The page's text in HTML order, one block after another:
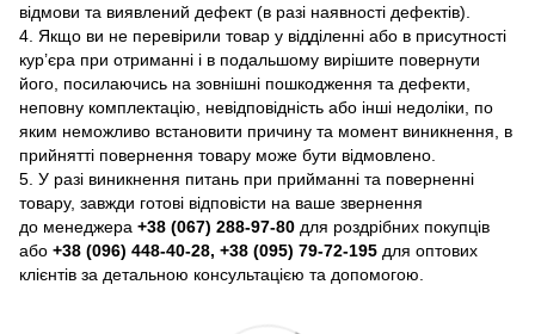
відмови та виявлений дефект (в разі наявності дефектів).
4. Якщо ви не перевірили товар у відділенні або в присутності
кур’єра при отриманні і в подальшому вирішите повернути
його, посилаючись на зовнішні пошкодження та дефекти,
неповну комплектацію, невідповідність або інші недоліки, по
яким неможливо встановити причину та момент виникнення, в
прийнятті повернення товару може бути відмовлено.
5. У разі виникнення питань при прийманні та поверненні
товару, завжди готові відповісти на ваше звернення
до менеджера +38 (067) 288-97-80 для роздрібних покупців
або +38 (096) 448-40-28, +38 (095) 79-72-195 для оптових
клієнтів за детальною консультацією та допомогою.